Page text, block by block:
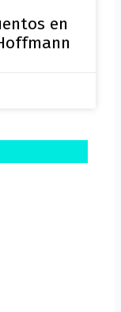
en